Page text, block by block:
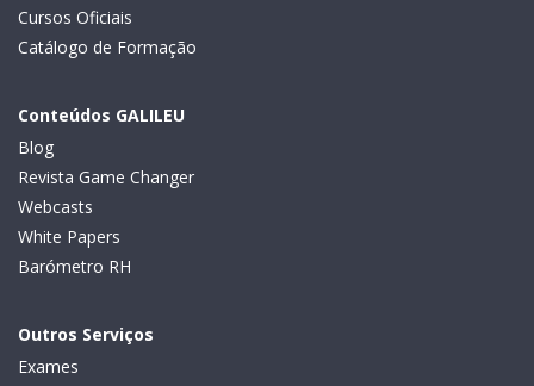
Cursos Oficiais
Catálogo de Formação
Conteúdos GALILEU
Blog
Revista Game Changer
Webcasts
White Papers
Barómetro RH
Outros Serviços
Exames